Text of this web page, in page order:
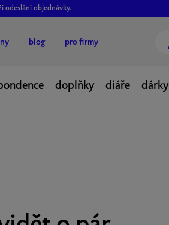
odeslání objednávky.
blog pro firmy
doplňky diáře dárky